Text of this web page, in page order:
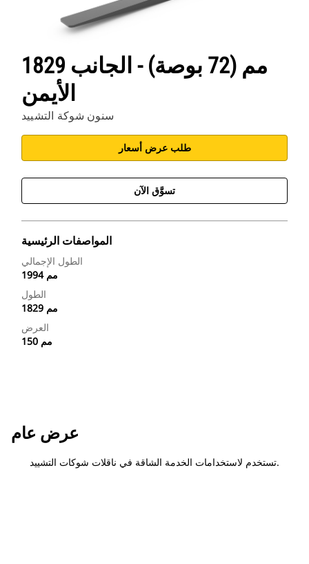
1829 مم (72 بوصة) - الجانب
الأيمن
سنون شوكة التشييد
طلب عرض أسعار
تسوَّق الآن
المواصفات الرئيسية
الطول الإجمالي
1994 مم
الطول
1829 مم
العرض
150 مم
عرض عام
تستخدم لاستخدامات الخدمة الشاقة في ناقلات شوكات التشييد.